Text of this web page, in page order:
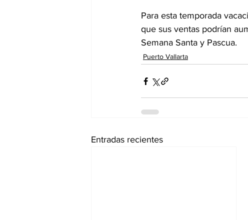
Para esta temporada
que sus ventas podrían
Semana Santa y Pascua.
Puerto Vallarta
Entradas recientes